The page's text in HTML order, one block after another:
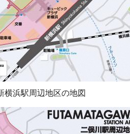
横浜駅周辺地区の地図